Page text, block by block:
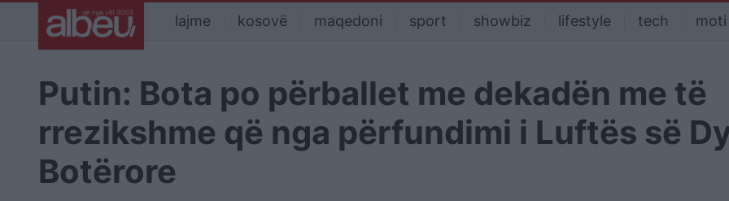
lajme kosovë maqedoni sport showbiz lifestyle tech moti
Putin: Bota po përballet me dekadën me të
rrezikshme që nga përfundimi i Luftës së
Botërore